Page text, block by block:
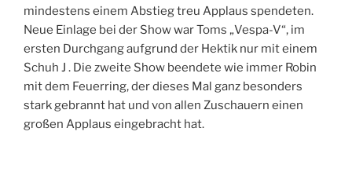
mindestens einem Abstieg treu Applaus spendeten.
Neue Einlage bei der Show war Toms „Vespa-V“, im
ersten Durchgang aufgrund der Hektik nur mit einem
Schuh J . Die zweite Show beendete wie immer Robin
mit dem Feuerring, der dieses Mal ganz besonders
stark gebrannt hat und von allen Zuschauern einen
großen Applaus eingebracht hat.